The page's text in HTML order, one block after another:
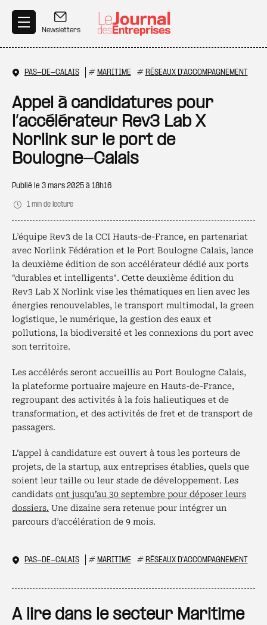
Newsletters
PAS-DE-CALAIS # MARITIME # RÉSEAUX D'ACCOMPAGNEMENT
Appel à candidatures pour
l’accélérateur Rev3 Lab X
Norlink sur le port de
Boulogne-Calais
Publié le 3 mars 2025 à 18h16
1 min de lecture
L’équipe Rev3 de la CCI Hauts-de-France, en partenariat
avec Norlink Fédération et le Port Boulogne Calais, lance
la deuxième édition de son accélérateur dédié aux ports
"durables et intelligents". Cette deuxième édition du
Rev3 Lab X Norlink vise les thématiques en lien avec les
énergies renouvelables, le transport multimodal, la green
logistique, le numérique, la gestion des eaux et
pollutions, la biodiversité et les connexions du port avec
son territoire.
Les accélérés seront accueillis au Port Boulogne Calais,
la plateforme portuaire majeure en Hauts-de-France,
regroupant des activités à la fois halieutiques et de
transformation, et des activités de fret et de transport de
passagers.
L’appel à candidature est ouvert à tous les porteurs de
projets, de la startup, aux entreprises établies, quels que
soient leur taille ou leur stade de développement. Les
candidats ont jusqu’au 30 septembre pour déposer leurs
dossiers. Une dizaine sera retenue pour intégrer un
parcours d’accélération de 9 mois.
PAS-DE-CALAIS # MARITIME # RÉSEAUX D'ACCOMPAGNEMENT
A lire dans le secteur Maritime